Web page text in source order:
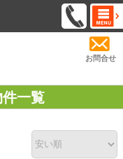
お問合せ
一覧